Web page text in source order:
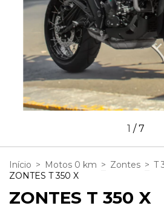
1 /7
Início > Motos 0 km > Zontes > T
ZONTES T 350 X
ZONTES T 350 X